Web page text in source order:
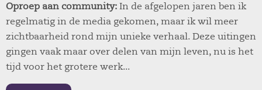
Oproep aan community: In de afgelopen jaren ben ik
regelmatig in de media gekomen, maar ik wil meer
zichtbaarheid rond mijn unieke verhaal. Deze uitingen
gingen vaak maar over delen van mijn leven, nu is het
tijd voor het grotere werk...